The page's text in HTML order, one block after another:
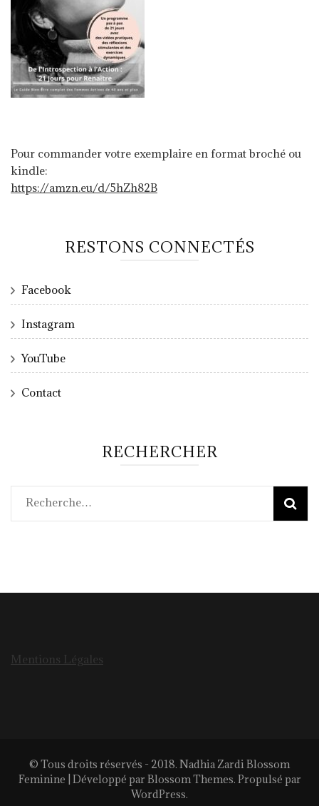
Pour commander votre exemplaire en format broché ou
kindle:
https://amzn.eu/d/5hZh82B
RESTONS CONNECTÉS
Facebook
Instagram
YouTube
Contact
RECHERCHER
Rechercher :
Mentions Légales
© Tous droits réservés - 2018. Nadhia Zardi Blossom
Feminine | Développé par Blossom Themes. Propulsé par
WordPress.